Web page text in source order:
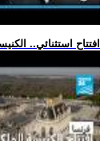
.. افتتاح استثنائي..